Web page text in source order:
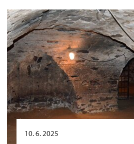
10. 6. 2025